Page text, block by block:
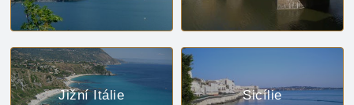
Jižní Itálie Sicílie